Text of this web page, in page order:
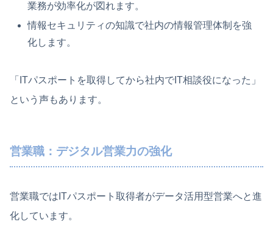
業務が効率化が図れます。
情報セキュリティの知識で社内の情報管理体制を強
化します。
「ITパスポートを取得してから社内でIT相談役になった」
という声もあります。
営業職：デジタル営業力の強化
営業職ではITパスポート取得者がデータ活用型営業へと進
化しています。